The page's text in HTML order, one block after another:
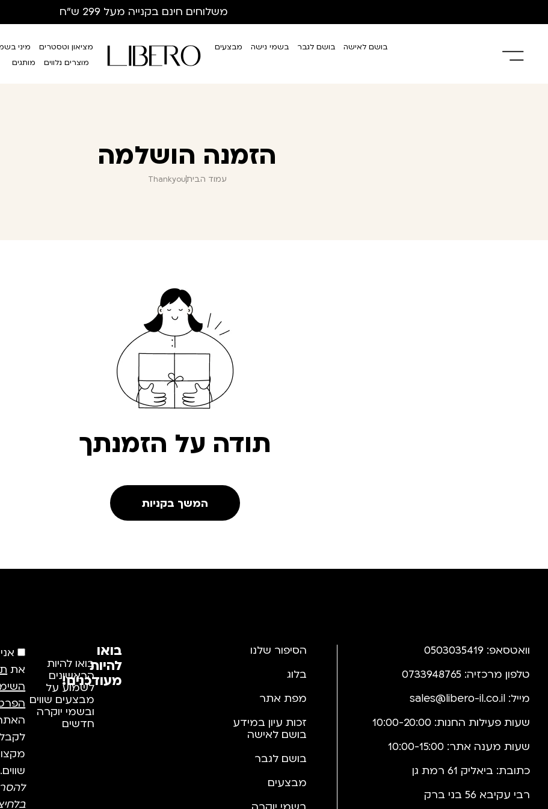
משלוחים חינם בקנייה מעל 299 ש”ח
בושם לאישה בושם לגבר בשמי נישה מבצעים מציאון וטסטרים
מיני
מוצרים נלווים
מותגים
הזמנה הושלמה
עמוד הביתThankyou
תודה על הזמנתך
המשך בקניות
וואטסאפ: 0503035419
טלפון מרכזיה: 0733948765
מייל: sales@libero-il.co.il
שעות פעילות החנות: 10:00-20:00
שעות מענה אתר: 10:00-15:00
כתובת: ביאליק 61 רמת גן
רבי עקיבא 56 בני ברק
הסיפור שלנו
בלוג
מפת אתר
זכות עיון במידע
בושם לאישה
בושם לגבר
מבצעים
בואו
להיות
מעודכנים!
בואו להיות
הראשונים
לשמוע על
מבצעים שווים
ובשמי יוקרה
חדשים
את
לקבל